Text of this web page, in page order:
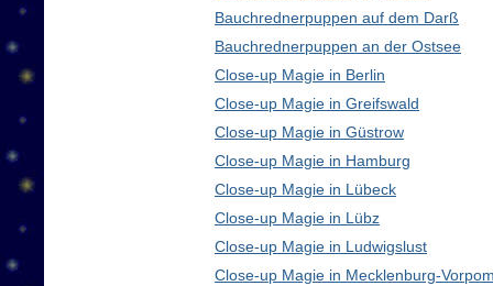
Bauchrednerpuppen auf dem Darß
Bauchrednerpuppen an der Ostsee
Close-up Magie in Berlin
Close-up Magie in Greifswald
Close-up Magie in Güstrow
Close-up Magie in Hamburg
Close-up Magie in Lübeck
Close-up Magie in Lübz
Close-up Magie in Ludwigslust
Close-up Magie in Mecklenburg-